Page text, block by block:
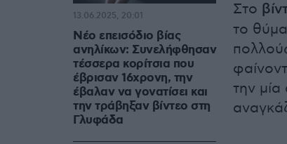
Στο
το θύμα
την μία
Νέο επεισόδιο βίας
ανηλίκων: Συνελήφθησαν
τέσσερα κορίτσια που
έβρισαν 16χρονη, την
έβαλαν να γονατίσει και
την τράβηξαν βίντεο στη
Γλυφάδα
13.06.2025, 20:01